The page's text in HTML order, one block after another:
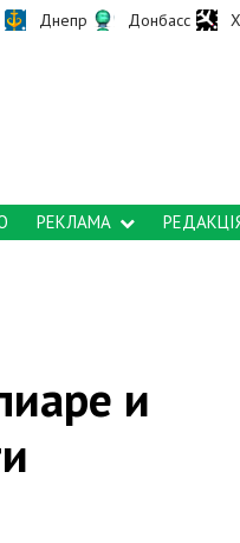
Днепр Донбасс
РЕКЛАМА
и